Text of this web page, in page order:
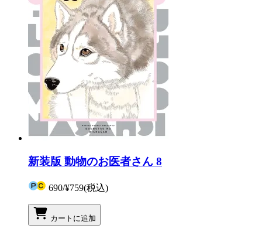
新装版 動物のお医者さん 8
690/¥759(税込)
カートに追加